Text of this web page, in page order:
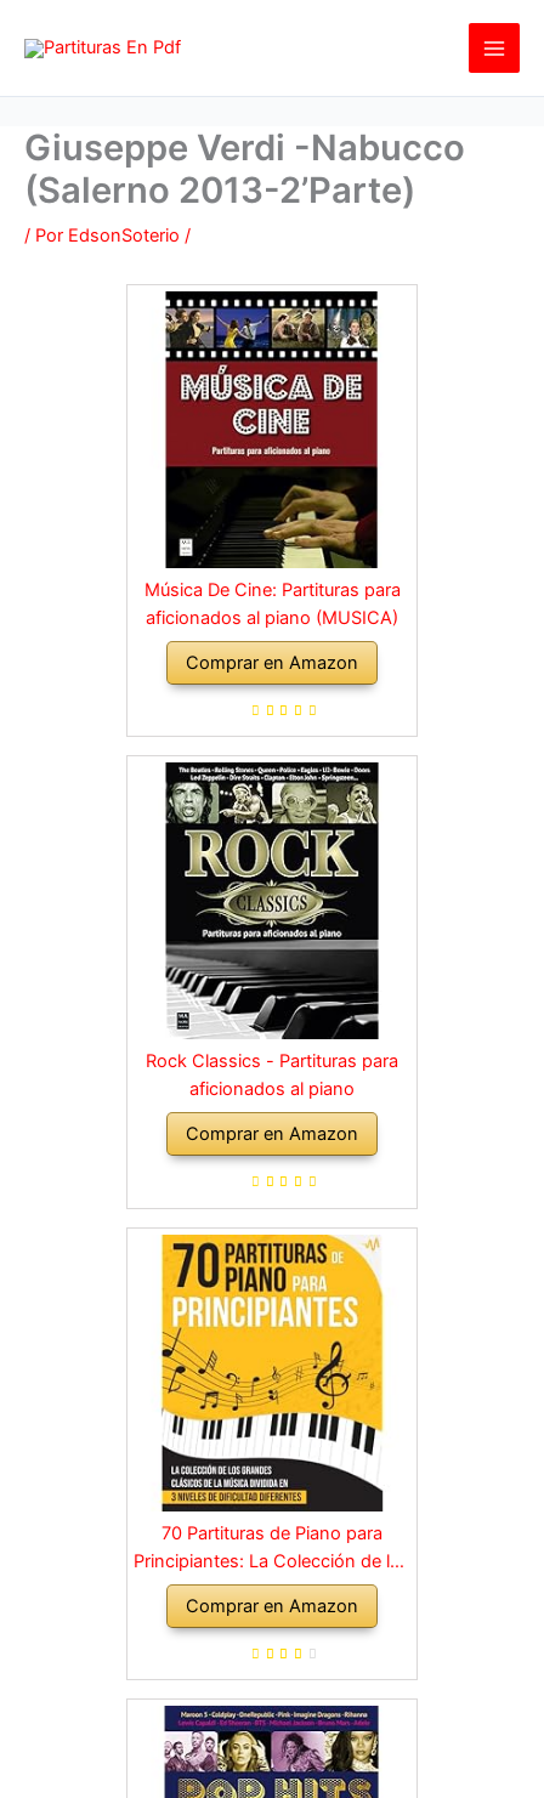
Giuseppe Verdi -Nabucco
(Salerno 2013-2’Parte)
/ Por EdsonSoterio /
Música De Cine: Partituras para
aficionados al piano (MUSICA)
Comprar en Amazon
Rock Classics - Partituras para
aficionados al piano
Comprar en Amazon
70 Partituras de Piano para
Principiantes: La Colección de los
Grandes Clásicos de la Música
dividida en 3 Niveles de dificultad
diferentes
Comprar en Amazon